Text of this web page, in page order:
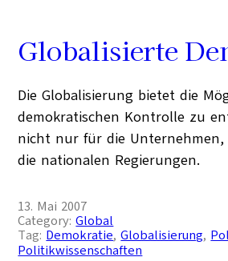
Globalisierte
Die Globalisierung bietet die
demokratischen Kontrolle zu
nicht nur für die
die nationalen Regierungen.
13. Mai 2007
Category:Global
Tag: Demokratie, Globalisierung,
Politikwissenschaften